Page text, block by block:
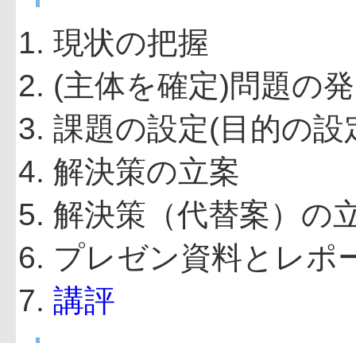
現状の把握
(主体を確定)問題の
課題の設定(目的の設
解決策の立案
解決策（代替案）の
プレゼン資料とレポ
講評